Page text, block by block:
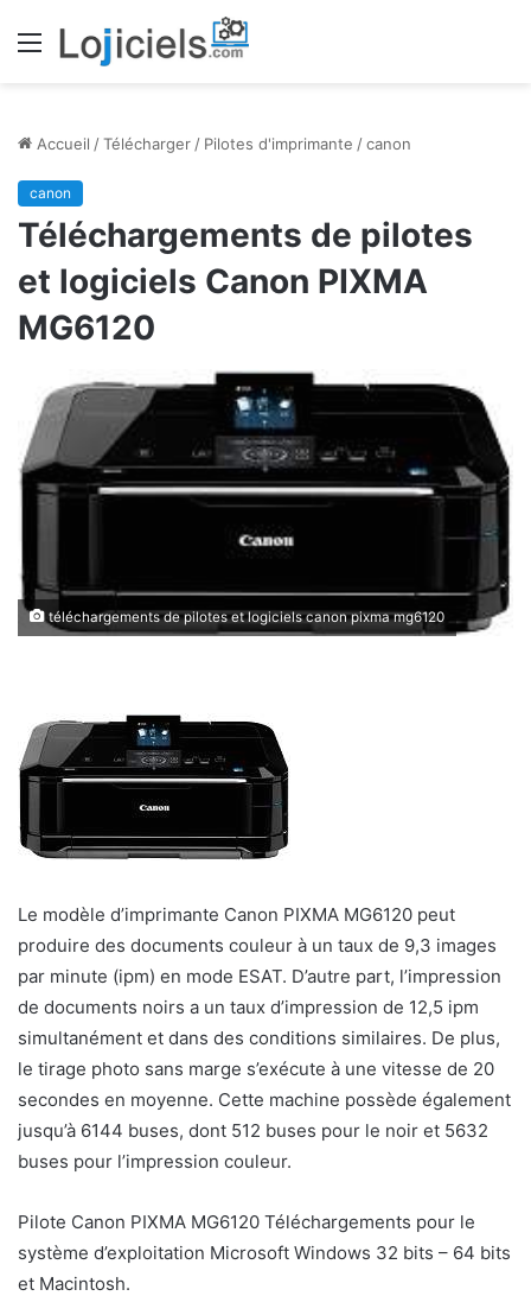
Menu
Accueil /Télécharger / Pilotes d'imprimante /canon
canon
Téléchargements de pilotes
et logiciels Canon PIXMA
MG6120
téléchargements de pilotes et logiciels canon pixma mg6120
Le modèle d’imprimante Canon PIXMA MG6120 peut
produire des documents couleur à un taux de 9,3 images
par minute (ipm) en mode ESAT. D’autre part, l’impression
de documents noirs a un taux d’impression de 12,5 ipm
simultanément et dans des conditions similaires. De plus,
le tirage photo sans marge s’exécute à une vitesse de 20
secondes en moyenne. Cette machine possède également
jusqu’à 6144 buses, dont 512 buses pour le noir et 5632
buses pour l’impression couleur.
Pilote Canon PIXMA MG6120 Téléchargements pour le
système d’exploitation Microsoft Windows 32 bits – 64 bits
et Macintosh.